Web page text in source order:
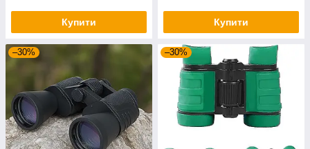
Купити Купити
–30% –30%